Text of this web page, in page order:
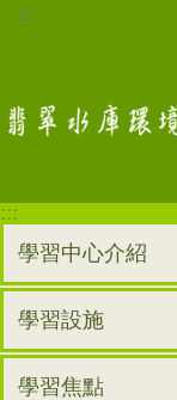
跳到主要內容區塊
:::
:::
學習中心介紹
學習設施
學習焦點